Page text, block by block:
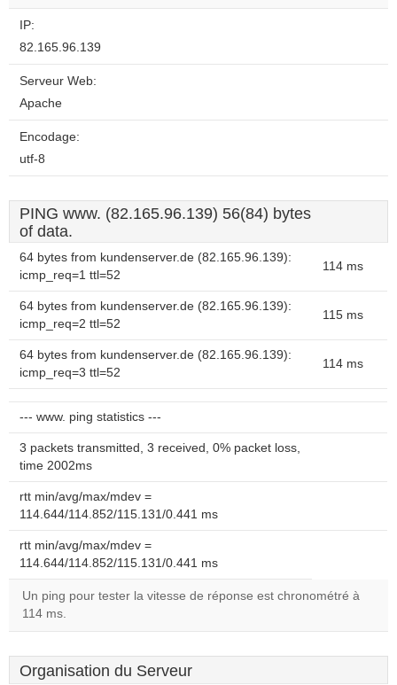
IP:
82.165.96.139
Serveur Web:
Apache
Encodage:
utf-8
PING www. (82.165.96.139) 56(84) bytes
of data.
64 bytes from kundenserver.de (82.165.96.139):
icmp_req=1 ttl=52
114 ms
64 bytes from kundenserver.de (82.165.96.139):
icmp_req=2 ttl=52
115 ms
64 bytes from kundenserver.de (82.165.96.139):
icmp_req=3 ttl=52
114 ms
--- www. ping statistics ---
3 packets transmitted, 3 received, 0% packet loss,
time 2002ms
rtt min/avg/max/mdev =
114.644/114.852/115.131/0.441 ms
rtt min/avg/max/mdev =
114.644/114.852/115.131/0.441 ms
Un ping pour tester la vitesse de réponse est chronométré à
114 ms.
Organisation du Serveur